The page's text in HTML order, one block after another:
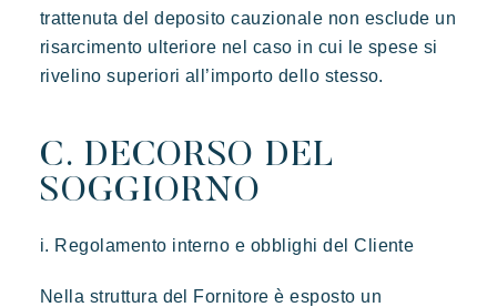
trattenuta del deposito cauzionale non esclude un
risarcimento ulteriore nel caso in cui le spese si
rivelino superiori all’importo dello stesso.
C. DECORSO DEL
SOGGIORNO
i. Regolamento interno e obblighi del Cliente
Nella struttura del Fornitore è esposto un